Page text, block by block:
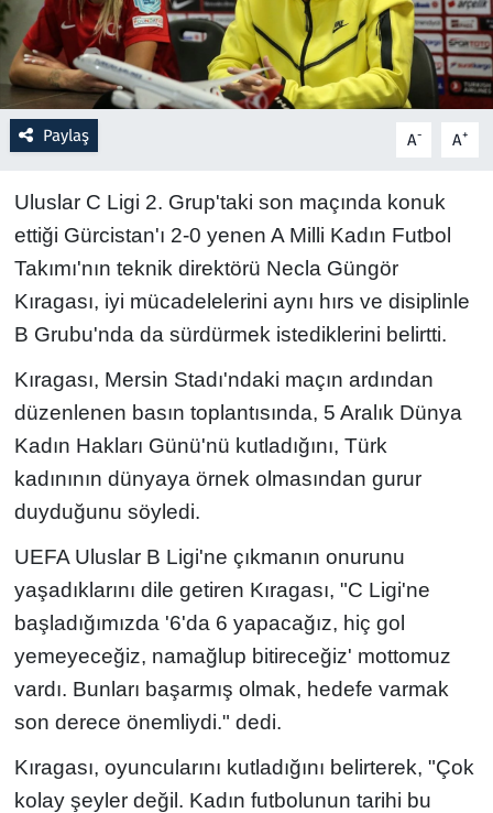
Paylaş A- A+
Uluslar C Ligi 2. Grup'taki son maçında konuk
ettiği Gürcistan'ı 2-0 yenen A Milli Kadın Futbol
Takımı'nın teknik direktörü Necla Güngör
Kıragası, iyi mücadelelerini aynı hırs ve disiplinle
B Grubu'nda da sürdürmek istediklerini belirtti.
Kıragası, Mersin Stadı'ndaki maçın ardından
düzenlenen basın toplantısında, 5 Aralık Dünya
Kadın Hakları Günü'nü kutladığını, Türk
kadınının dünyaya örnek olmasından gurur
duyduğunu söyledi.
UEFA Uluslar B Ligi'ne çıkmanın onurunu
yaşadıklarını dile getiren Kıragası, "C Ligi'ne
başladığımızda '6'da 6 yapacağız, hiç gol
yemeyeceğiz, namağlup bitireceğiz' mottomuz
vardı. Bunları başarmış olmak, hedefe varmak
son derece önemliydi." dedi.
Kıragası, oyuncularını kutladığını belirterek, "Çok
kolay şeyler değil. Kadın futbolunun tarihi bu
Rüya Tabirleri
Sağlık
Savunma Sanayi
Seçim 2023
Spor
Teknoloji ve Bilim
Televizyon